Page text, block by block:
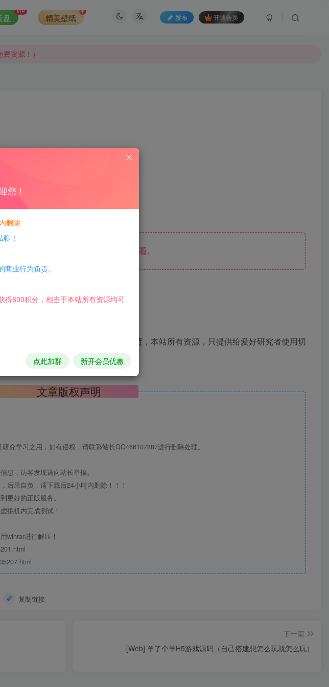
发布 开通会员
盘
VIP
精美壁纸
资源！）
使用积分免费兑换！
不在讲述
此处内容已隐藏，请评论后刷新页面查看.
互联网收集，并不对内容完整性负责，本站所有资源，只提供给爱好研究者使用切
为负责。
文章版权声明
究学习之用，如有侵权，请联系站长QQ466107887进行删除处理。
息，访客发现请向站长举报。
后果自负，请下载后24小时内删除！！！
更好的正版服务。
拟机内完成测试！
winrar进行解压！
复制链接
下一篇
[Web] 羊了个羊H5游戏源码（自己搭建想怎么玩就怎么玩）
您！
删除
！
业行为负责。
得600积分，相当于本站所有资源均可
点此加群 新开会员优惠